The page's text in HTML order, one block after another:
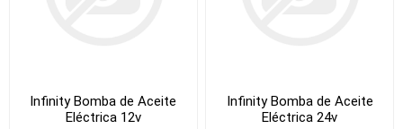
Infinity Bomba de Aceite
Eléctrica 12v
Infinity Bomba de Aceite
Eléctrica 24v